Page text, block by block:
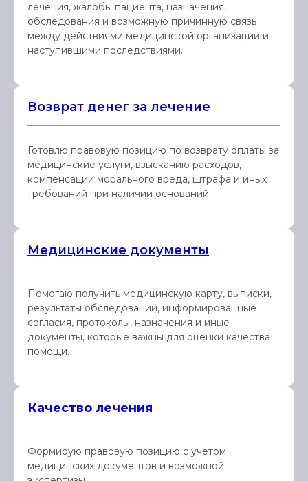
лечения, жалобы пациента, назначения,
обследования и возможную причинную связь
между действиями медицинской организации и
наступившими последствиями.
Возврат денег за лечение
Готовлю правовую позицию по возврату оплаты за
медицинские услуги, взысканию расходов,
компенсации морального вреда, штрафа и иных
требований при наличии оснований.
Медицинские документы
Помогаю получить медицинскую карту, выписки,
результаты обследований, информированные
согласия, протоколы, назначения и иные
документы, которые важны для оценки качества
помощи.
Качество лечения
Формирую правовую позицию с учетом
медицинских документов и возможной